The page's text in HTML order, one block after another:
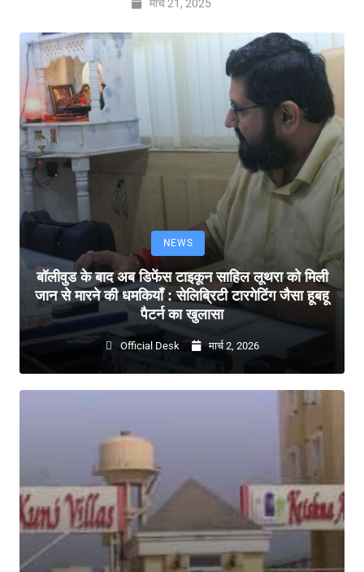
मार्च 21, 2025
NEWS
बॉलीवुड के बाद अब डिफेंस टाइकून साहिल लूथरा को मिली
जान से मारने की धमकियाँ : सेलिब्रिटी टारगेटिंग जैसा हूबहू
पैटर्न का खुलासा
Official Desk मार्च 2, 2026